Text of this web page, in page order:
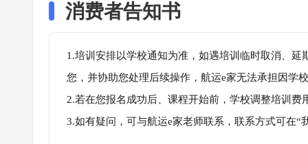
消费者告知书
1.培训安排以学校通知为准，如遇培训临时取消、
您，并协助您处理后续操作，航运e家无法承担因学
2.若在您报名成功后、课程开始前，学校调整培训
3.如有疑问，可与航运e家老师联系，联系方式可在